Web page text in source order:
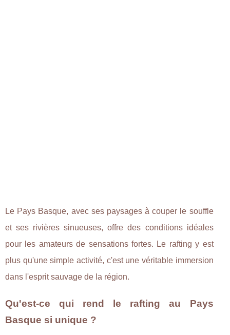
Le Pays Basque, avec ses paysages à couper le souffle
et ses rivières sinueuses, offre des conditions idéales
pour les amateurs de sensations fortes. Le rafting y est
plus qu'une simple activité, c'est une véritable immersion
dans l'esprit sauvage de la région.
Qu'est-ce qui rend le rafting au Pays
Basque si unique ?